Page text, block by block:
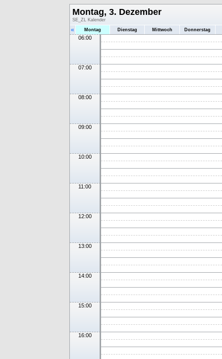
Montag, 3. Dezember
SE_ZL Kalender
« Montag Dienstag Mittwoch Donnerstag
06:00
07:00
08:00
09:00
10:00
11:00
12:00
13:00
14:00
15:00
16:00